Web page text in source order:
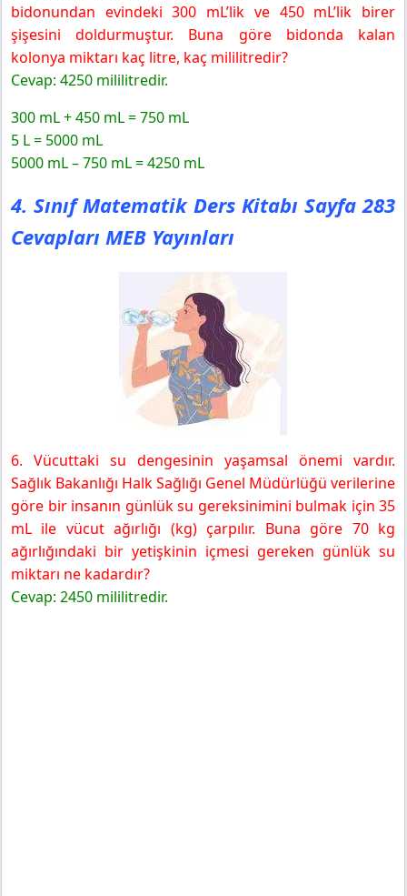
bidonundan evindeki 300 mL’lik ve 450 mL’lik birer
şişesini doldurmuştur. Buna göre bidonda kalan
kolonya miktarı kaç litre, kaç mililitredir?
Cevap: 4250 mililitredir.
300 mL + 450 mL = 750 mL
5 L = 5000 mL
5000 mL – 750 mL = 4250 mL
4. Sınıf Matematik Ders Kitabı Sayfa 283
Cevapları MEB Yayınları
6. Vücuttaki su dengesinin yaşamsal önemi vardır.
Sağlık Bakanlığı Halk Sağlığı Genel Müdürlüğü verilerine
göre bir insanın günlük su gereksinimini bulmak için 35
mL ile vücut ağırlığı (kg) çarpılır. Buna göre 70 kg
ağırlığındaki bir yetişkinin içmesi gereken günlük su
miktarı ne kadardır?
Cevap: 2450 mililitredir.